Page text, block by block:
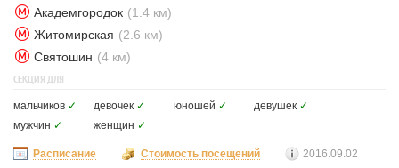
Академгородок (1.4 км)
Житомирская (2.6 км)
Святошин (4 км)
СЕКЦИЯ ДЛЯ
мальчиков ✓ девочек ✓ юношей ✓ девушек ✓
мужчин ✓ женщин ✓
Расписание Стоимость посещений 2016.09.02